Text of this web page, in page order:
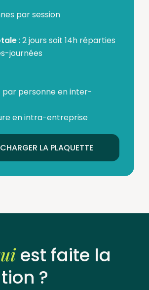
par session
: 2 jours soit 14h réparties
journées
par personne en inter-
en intra-entreprise
LA PLAQUETTE
est faite la
?